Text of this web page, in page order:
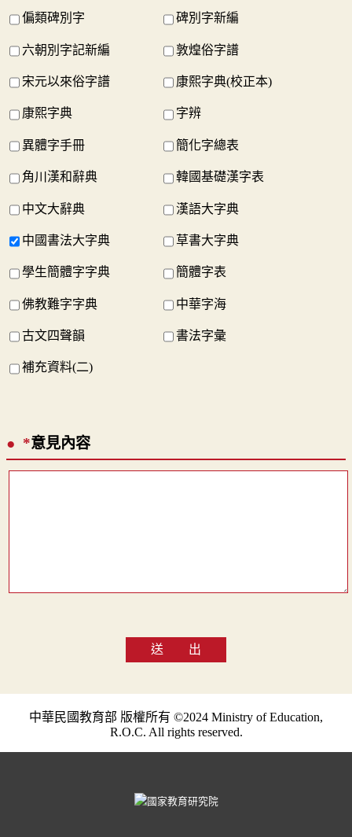
偏類碑別字 碑別字新編
六朝別字記新編 敦煌俗字譜
宋元以來俗字譜 康熙字典(校正本)
康熙字典 字辨
異體字手冊 簡化字總表
角川漢和辭典 韓國基礎漢字表
中文大辭典 漢語大字典
中國書法大字典 草書大字典
學生簡體字字典 簡體字表
佛教難字字典 中華字海
古文四聲韻 書法字彙
補充資料(二)
*意見內容
送 出
中華民國教育部 版權所有 ©2024 Ministry of Education,
R.O.C. All rights reserved.